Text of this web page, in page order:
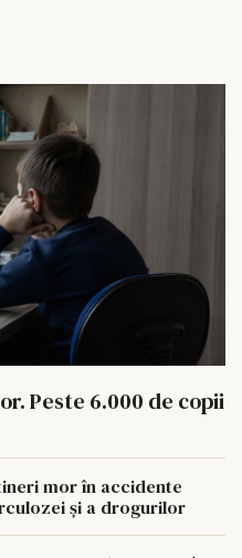
Peste 6.000 de copii
mor în accidente
și a drogurilor